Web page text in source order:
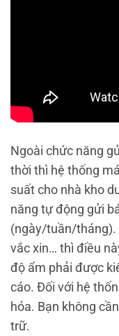
Ngoài chức năng
thời thì hệ thống
suất cho nhà kho
năng tự động gửi
(ngày/tuần/tháng).
vắc xin… thì điều
độ ẩm phải được
cáo. Đối với hệ
hóa. Bạn không
trữ.